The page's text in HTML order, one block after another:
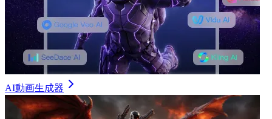
AI動画生成器